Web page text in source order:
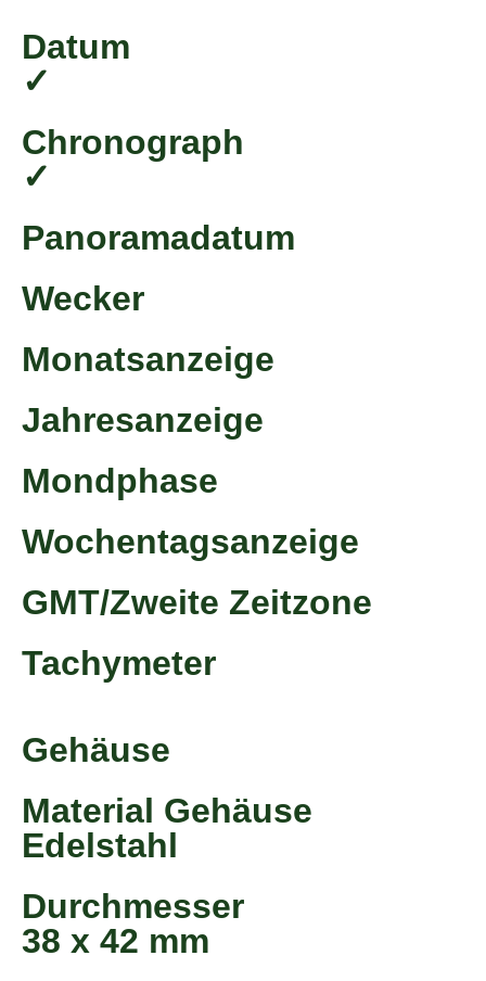
Datum
✓
Chronograph
✓
Panoramadatum
Wecker
Monatsanzeige
Jahresanzeige
Mondphase
Wochentagsanzeige
GMT/Zweite Zeitzone
Tachymeter
Gehäuse
Material Gehäuse
Edelstahl
Durchmesser
38 x 42 mm